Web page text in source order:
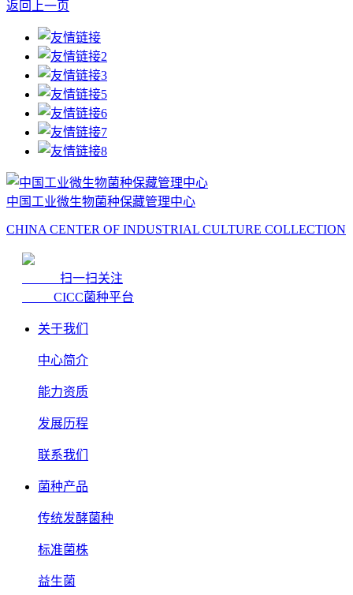
返回上一页
中国工业微生物菌种保藏管理中心
CHINA CENTER OF INDUSTRIAL CULTURE COLLECTION
扫一扫关注
CICC菌种平台
关于我们
中心简介
能力资质
发展历程
联系我们
菌种产品
传统发酵菌种
标准菌株
益生菌